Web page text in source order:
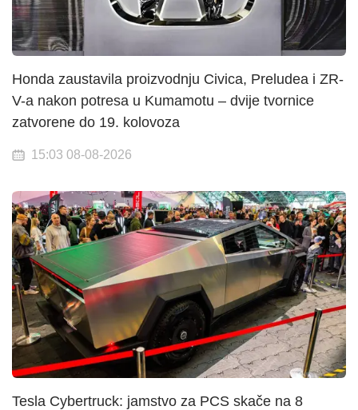
Honda zaustavila proizvodnju Civica, Preludea i ZR-
V-a nakon potresa u Kumamotu – dvije tvornice
zatvorene do 19. kolovoza
15:03 08-08-2026
Tesla Cybertruck: jamstvo za PCS skače na 8